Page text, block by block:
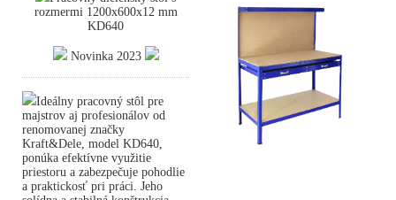
rozmermi 1200x600x12 mm
KD640
Novinka 2023
Ideálny pracovný stôl pre
majstrov aj profesionálov od
renomovanej značky
Kraft&Dele, model KD640,
ponúka efektívne využitie
priestoru a zabezpečuje pohodlie
a praktickosť pri práci. Jeho